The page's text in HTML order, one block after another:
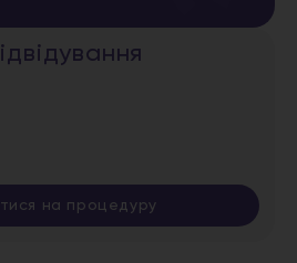
на процедуру